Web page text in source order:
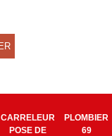
CARRELEUR
POSE DE
PLOMBIER
69